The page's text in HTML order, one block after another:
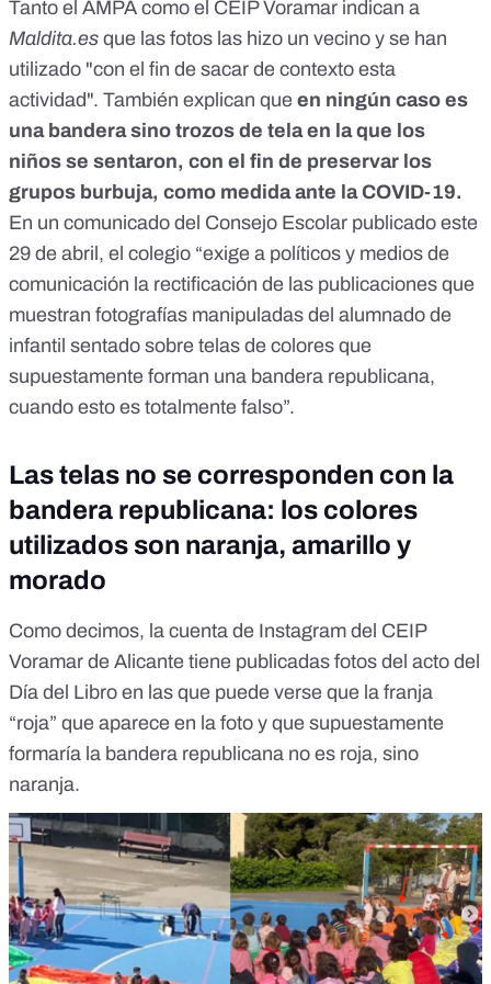
Tanto el AMPA como el CEIP Voramar indican a
Maldita.es que las fotos las hizo un vecino y se han
utilizado "con el fin de sacar de contexto esta
actividad". También explican que en ningún caso es
una bandera sino trozos de tela en la que los
niños se sentaron, con el fin de preservar los
grupos burbuja, como medida ante la COVID-19.
En un comunicado del Consejo Escolar publicado este
29 de abril, el colegio “exige a políticos y medios de
comunicación la rectificación de las publicaciones que
muestran fotografías manipuladas del alumnado de
infantil sentado sobre telas de colores que
supuestamente forman una bandera republicana,
cuando esto es totalmente falso”.
Las telas no se corresponden con la
bandera republicana: los colores
utilizados son naranja, amarillo y
morado
Como decimos, la cuenta de Instagram del CEIP
Voramar de Alicante tiene publicadas fotos del acto del
Día del Libro en las que puede verse que la franja
“roja” que aparece en la foto y que supuestamente
formaría la bandera republicana no es roja, sino
naranja.